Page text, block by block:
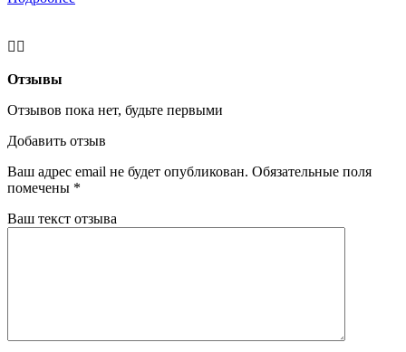
Отзывы
Отзывов пока нет, будьте первыми
Добавить отзыв
Ваш адрес email не будет опубликован. Обязательные поля
помечены *
Ваш текст отзыва